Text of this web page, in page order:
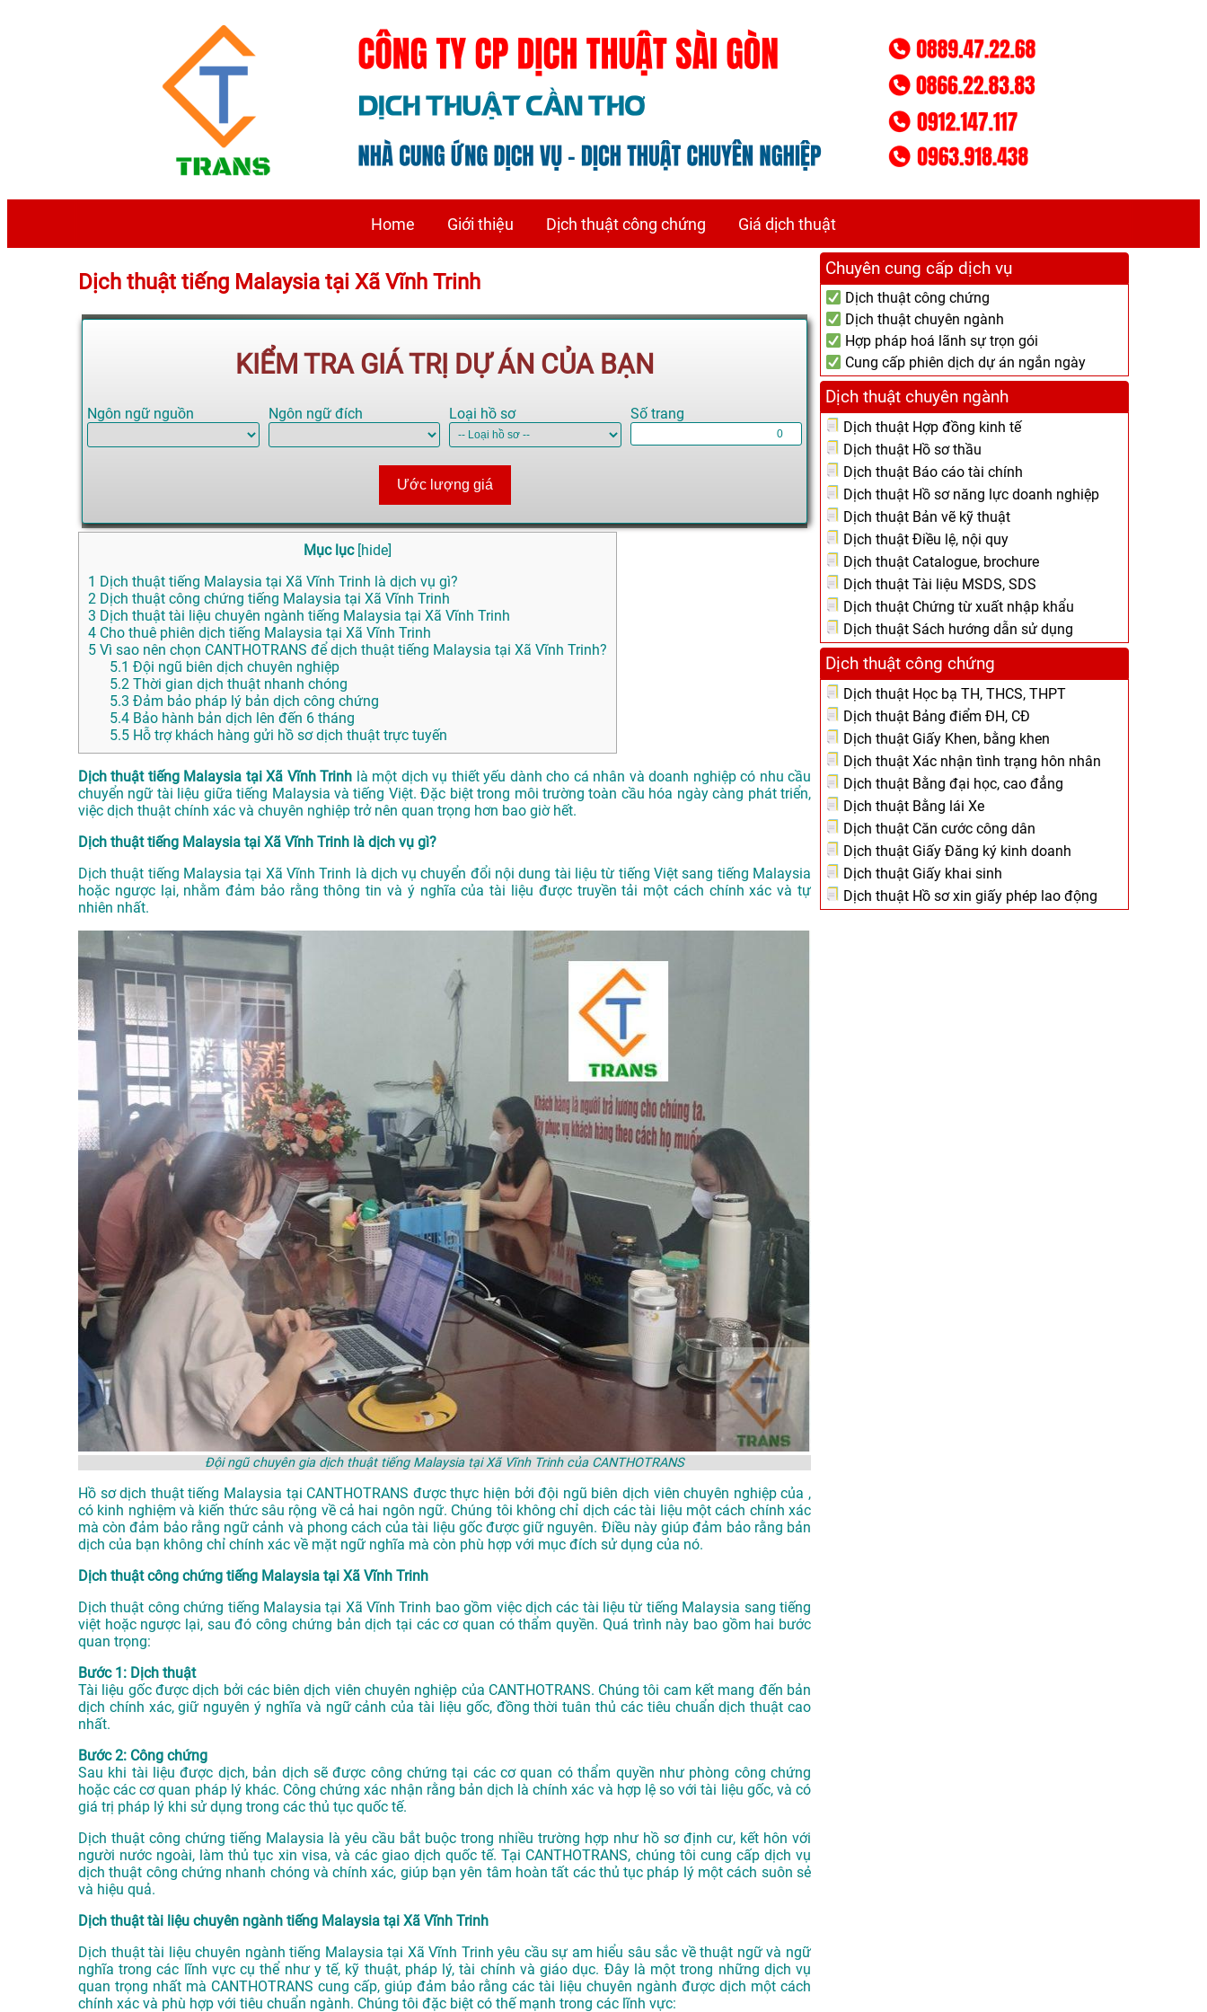
Home Giới thiệu Dịch thuật công chứng Giá dịch thuật
Dịch thuật tiếng Malaysia tại Xã Vĩnh Trinh
KIỂM TRA GIÁ TRỊ DỰ ÁN CỦA BẠN
Ngôn ngữ nguồn Ngôn ngữ đích Loại hồ sơ Số trang
Ước lượng giá
Mục lục [hide]
1 Dịch thuật tiếng Malaysia tại Xã Vĩnh Trinh là dịch vụ gì?
2 Dịch thuật công chứng tiếng Malaysia tại Xã Vĩnh Trinh
3 Dịch thuật tài liệu chuyên ngành tiếng Malaysia tại Xã Vĩnh Trinh
4 Cho thuê phiên dịch tiếng Malaysia tại Xã Vĩnh Trinh
5 Vì sao nên chọn CANTHOTRANS để dịch thuật tiếng Malaysia tại Xã Vĩnh Trinh?
5.1 Đội ngũ biên dịch chuyên nghiệp
5.2 Thời gian dịch thuật nhanh chóng
5.3 Đảm bảo pháp lý bản dịch công chứng
5.4 Bảo hành bản dịch lên đến 6 tháng
5.5 Hỗ trợ khách hàng gửi hồ sơ dịch thuật trực tuyến
Dịch thuật tiếng Malaysia tại Xã Vĩnh Trinh là một dịch vụ thiết yếu dành cho cá nhân và doanh nghiệp có nhu cầu
chuyển ngữ tài liệu giữa tiếng Malaysia và tiếng Việt. Đặc biệt trong môi trường toàn cầu hóa ngày càng phát triển,
việc dịch thuật chính xác và chuyên nghiệp trở nên quan trọng hơn bao giờ hết.
Dịch thuật tiếng Malaysia tại Xã Vĩnh Trinh là dịch vụ gì?
Dịch thuật tiếng Malaysia tại Xã Vĩnh Trinh là dịch vụ chuyển đổi nội dung tài liệu từ tiếng Việt sang tiếng Malaysia
hoặc ngược lại, nhằm đảm bảo rằng thông tin và ý nghĩa của tài liệu được truyền tải một cách chính xác và tự
nhiên nhất.
Đội ngũ chuyên gia dịch thuật tiếng Malaysia tại Xã Vĩnh Trinh của CANTHOTRANS
Hồ sơ dịch thuật tiếng Malaysia tại CANTHOTRANS được thực hiện bởi đội ngũ biên dịch viên chuyên nghiệp của ,
có kinh nghiệm và kiến thức sâu rộng về cả hai ngôn ngữ. Chúng tôi không chỉ dịch các tài liệu một cách chính xác
mà còn đảm bảo rằng ngữ cảnh và phong cách của tài liệu gốc được giữ nguyên. Điều này giúp đảm bảo rằng bản
dịch của bạn không chỉ chính xác về mặt ngữ nghĩa mà còn phù hợp với mục đích sử dụng của nó.
Dịch thuật công chứng tiếng Malaysia tại Xã Vĩnh Trinh
Dịch thuật công chứng tiếng Malaysia tại Xã Vĩnh Trinh bao gồm việc dịch các tài liệu từ tiếng Malaysia sang tiếng
việt hoặc ngược lại, sau đó công chứng bản dịch tại các cơ quan có thẩm quyền. Quá trình này bao gồm hai bước
quan trọng:
Bước 1: Dịch thuật
Tài liệu gốc được dịch bởi các biên dịch viên chuyên nghiệp của CANTHOTRANS. Chúng tôi cam kết mang đến bản
dịch chính xác, giữ nguyên ý nghĩa và ngữ cảnh của tài liệu gốc, đồng thời tuân thủ các tiêu chuẩn dịch thuật cao
nhất.
Bước 2: Công chứng
Sau khi tài liệu được dịch, bản dịch sẽ được công chứng tại các cơ quan có thẩm quyền như phòng công chứng
hoặc các cơ quan pháp lý khác. Công chứng xác nhận rằng bản dịch là chính xác và hợp lệ so với tài liệu gốc, và có
giá trị pháp lý khi sử dụng trong các thủ tục quốc tế.
Dịch thuật công chứng tiếng Malaysia là yêu cầu bắt buộc trong nhiều trường hợp như hồ sơ định cư, kết hôn với
người nước ngoài, làm thủ tục xin visa, và các giao dịch quốc tế. Tại CANTHOTRANS, chúng tôi cung cấp dịch vụ
dịch thuật công chứng nhanh chóng và chính xác, giúp bạn yên tâm hoàn tất các thủ tục pháp lý một cách suôn sẻ
và hiệu quả.
Dịch thuật tài liệu chuyên ngành tiếng Malaysia tại Xã Vĩnh Trinh
Dịch thuật tài liệu chuyên ngành tiếng Malaysia tại Xã Vĩnh Trinh yêu cầu sự am hiểu sâu sắc về thuật ngữ và ngữ
nghĩa trong các lĩnh vực cụ thể như y tế, kỹ thuật, pháp lý, tài chính và giáo dục. Đây là một trong những dịch vụ
quan trọng nhất mà CANTHOTRANS cung cấp, giúp đảm bảo rằng các tài liệu chuyên ngành được dịch một cách
chính xác và phù hợp với tiêu chuẩn ngành. Chúng tôi đặc biệt có thế mạnh trong các lĩnh vực:
Chuyên cung cấp dịch vụ
Dịch thuật công chứng
Dịch thuật chuyên ngành
Hợp pháp hoá lãnh sự trọn gói
Cung cấp phiên dịch dự án ngắn ngày
Dịch thuật chuyên ngành
Dịch thuật Hợp đồng kinh tế
Dịch thuật Hồ sơ thầu
Dịch thuật Báo cáo tài chính
Dịch thuật Hồ sơ năng lực doanh nghiệp
Dịch thuật Bản vẽ kỹ thuật
Dịch thuật Điều lệ, nội quy
Dịch thuật Catalogue, brochure
Dịch thuật Tài liệu MSDS, SDS
Dịch thuật Chứng từ xuất nhập khẩu
Dịch thuật Sách hướng dẫn sử dụng
Dịch thuật công chứng
Dịch thuật Học bạ TH, THCS, THPT
Dịch thuật Bảng điểm ĐH, CĐ
Dịch thuật Giấy Khen, bằng khen
Dịch thuật Xác nhận tình trạng hôn nhân
Dịch thuật Bằng đại học, cao đẳng
Dịch thuật Bằng lái Xe
Dịch thuật Căn cước công dân
Dịch thuật Giấy Đăng ký kinh doanh
Dịch thuật Giấy khai sinh
Dịch thuật Hồ sơ xin giấy phép lao động